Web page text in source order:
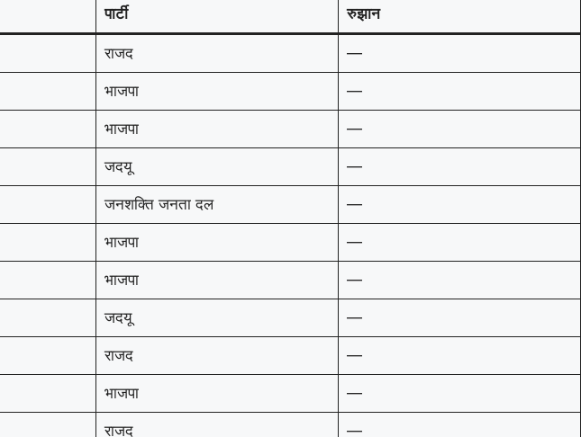
पार्टी रुझान
राजद —
भाजपा —
भाजपा —
जदयू —
जनशक्ति जनता दल —
भाजपा —
भाजपा —
जदयू —
राजद —
भाजपा —
राजद —